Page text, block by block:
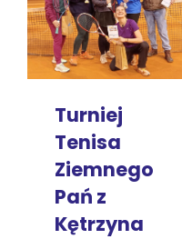
Turniej
Tenisa
Ziemnego
Pań z
Kętrzyna